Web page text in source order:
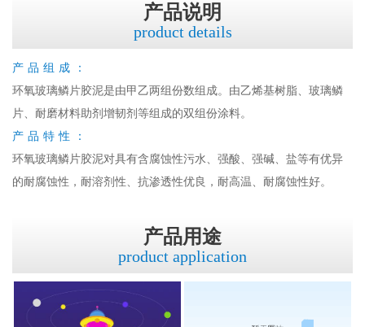
产品说明
product details
产品组成：
环氧玻璃鳞片胶泥是由甲乙两组份数组成。由乙烯基树脂、玻璃鳞
片、耐磨材料助剂增韧剂等组成的双组份涂料。
产品特性：
环氧玻璃鳞片胶泥对具有含腐蚀性污水、强酸、强碱、盐等有优异
的耐腐蚀性，耐溶剂性、抗渗透性优良，耐高温、耐腐蚀性好。
产品用途
product application